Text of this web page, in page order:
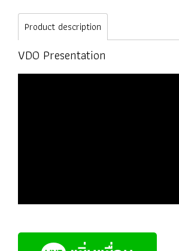
Product description
VDO Presentation